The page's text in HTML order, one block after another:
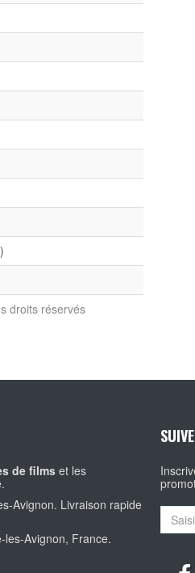
droits réservés
de filmset les
Avignon. Livraison rapide
les-Avignon, France.